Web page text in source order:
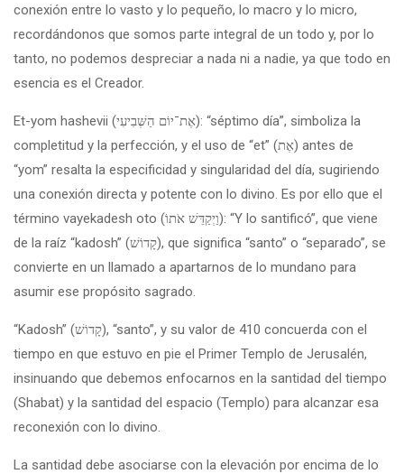
conexión entre lo vasto y lo pequeño, lo macro y lo micro,
recordándonos que somos parte integral de un todo y, por lo
tanto, no podemos despreciar a nada ni a nadie, ya que todo en
esencia es el Creador.
Et-yom hashevii (אֶת־יוֹם הַשְּׁבִיעִי): “séptimo día”, simboliza la
completitud y la perfección, y el uso de “et” (אֶת) antes de
“yom” resalta la especificidad y singularidad del día, sugiriendo
una conexión directa y potente con lo divino. Es por ello que el
término vayekadesh oto (וַיְקַדֵּשׁ אֹתוֹ): “Y lo santificó”, que viene
de la raíz “kadosh” (קָדוֹשׁ), que significa “santo” o “separado”, se
convierte en un llamado a apartarnos de lo mundano para
asumir ese propósito sagrado.
“Kadosh” (קָדוֹשׁ), “santo”, y su valor de 410 concuerda con el
tiempo en que estuvo en pie el Primer Templo de Jerusalén,
insinuando que debemos enfocarnos en la santidad del tiempo
(Shabat) y la santidad del espacio (Templo) para alcanzar esa
reconexión con lo divino.
La santidad debe asociarse con la elevación por encima de lo